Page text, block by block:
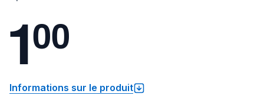
100
Informations sur le produit